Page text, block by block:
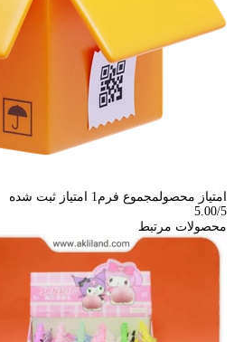
امتیاز محصولمجموع فرم 1 امتیاز ثبت شده
5.00/5
محصولات مرتبط